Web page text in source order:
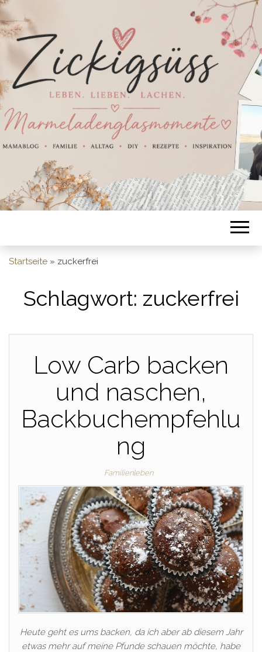
Startseite » zuckerfrei
Schlagwort: zuckerfrei
Low Carb backen
und naschen,
Backbuchempfehlu
ng
Familienleben
Heute geht es ums backen, da ich aber ab diesem Jahr
etwas mehr auf meine Pfunde schauen möchte, habe